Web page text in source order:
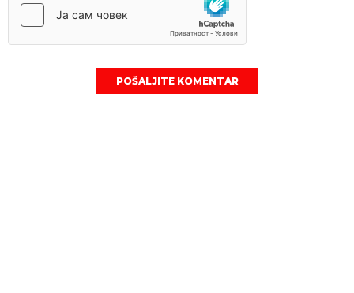
POŠALJITE KOMENTAR